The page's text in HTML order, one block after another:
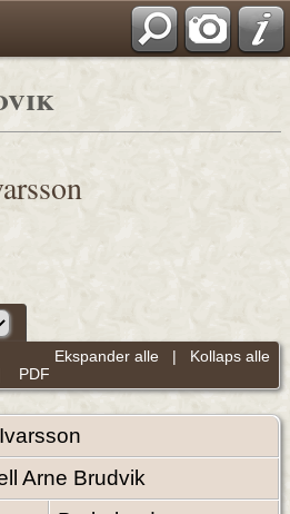
Ekspander alle | Kollaps alle
PDF
Ivarsson
Arne Brudvik